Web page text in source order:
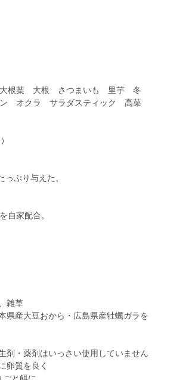
大根葉 大根 さつまいも 里芋 冬
オクラ サラダスティック 高菜
ぷり与えた、
自家配合。
雑草
県産大豆おから・広島県産牡蠣ガラを
剤・薬剤はいっさい使用していません
卵質を良く